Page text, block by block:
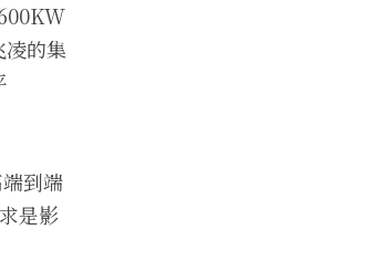
的集
到端
是影